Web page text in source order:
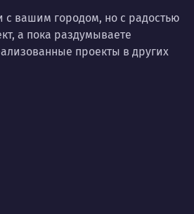
с вашим городом, но с радостью
а пока раздумываете
проекты в других